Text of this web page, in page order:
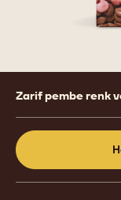
Product
information
Zarif pembe renk